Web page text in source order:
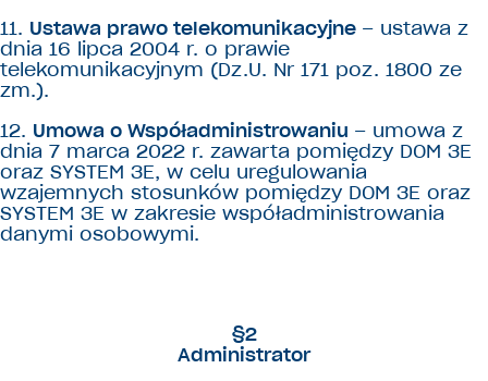
11. Ustawa prawo telekomunikacyjne – ustawa z
dnia 16 lipca 2004 r. o prawie
telekomunikacyjnym (Dz.U. Nr 171 poz. 1800 ze
zm.).
12. Umowa o Współadministrowaniu – umowa z
dnia 7 marca 2022 r. zawarta pomiędzy DOM 3E
oraz SYSTEM 3E, w celu uregulowania
wzajemnych stosunków pomiędzy DOM 3E oraz
SYSTEM 3E w zakresie współadministrowania
danymi osobowymi.
§2
Administrator